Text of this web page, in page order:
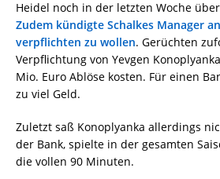
Heidel noch in der letzten Woche
Zudem kündigte Schalkes Manager
verpflichten zu wollen. Gerüchten
Verpflichtung von Yevgen
Mio. Euro Ablöse kosten. Für einen
zu viel Geld.
Zuletzt saß Konoplyanka allerdings
der Bank, spielte in der gesamten
die vollen 90 Minuten.